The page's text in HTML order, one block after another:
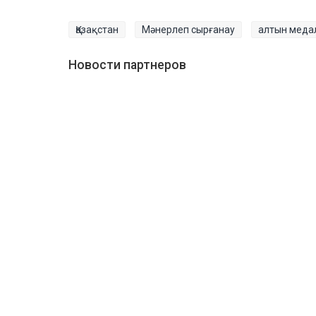
Қазақстан Мәнерлеп сырғанау алтын
Новости партнеров